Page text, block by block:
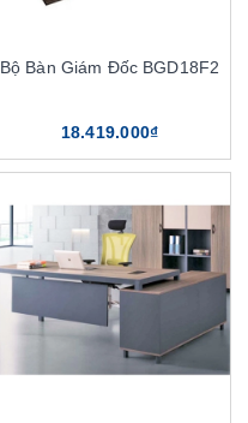
Bộ Bàn Giám Đốc BGD18F2
18.419.000₫